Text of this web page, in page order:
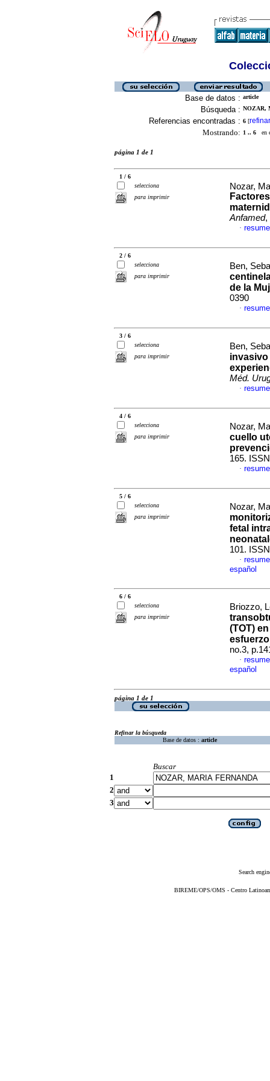
Base de datos : article
Búsqueda : NOZAR,
Referencias encontradas : 6 [refinar
Mostrando: 1 .. 6 en
página 1 de 1
1 / 6
selecciona
para imprimir
Nozar,
Anfamed,
·
2 / 6
selecciona
para imprimir
Ben,
de la
0390
·
3 / 6
selecciona
para imprimir
Ben,
Méd.
·
4 / 6
selecciona
para imprimir
Nozar,
cuello
165.
·
5 / 6
selecciona
para imprimir
Nozar,
fetal
101.
·
español
6 / 6
selecciona
para imprimir
Briozzo,
(TOT)
no.3,
·
español
página 1 de 1
Refinar la búsqueda
Base de datos : article
Buscar
1
2
3
Search
BIREME/OPS/OMS - Centro